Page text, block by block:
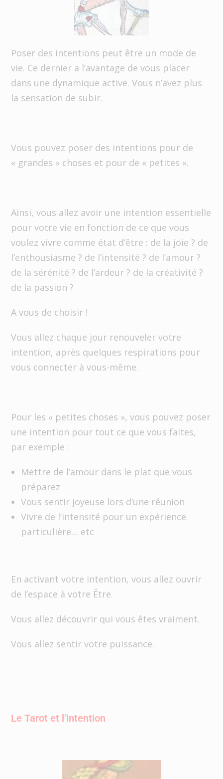
Poser des intentions peut être un mode de
vie. Ce dernier a l’avantage de vous placer
dans une dynamique active. Vous n’avez plus
la sensation de subir.
Vous pouvez poser des intentions pour de
« grandes » choses et pour de « petites ».
Ainsi, vous allez avoir une intention essentielle
pour votre vie en fonction de ce que vous
voulez vivre comme état d’être : de la joie ? de
l’enthousiasme ? de l’intensité ? de l’amour ?
de la sérénité ? de l’ardeur ? de la créativité ?
de la passion ?
A vous de choisir !
Vous allez chaque jour renouveler votre
intention, après quelques respirations pour
vous connecter à vous-même.
Pour les « petites choses », vous pouvez poser
une intention pour tout ce que vous faites,
par exemple :
Mettre de l’amour dans le plat que vous
préparez
Vous sentir joyeuse lors d’une réunion
Vivre de l’intensité pour un expérience
particulière… etc
En activant votre intention, vous allez ouvrir
de l’espace à votre Être.
Vous allez découvrir qui vous êtes vraiment.
Vous allez sentir votre puissance.
Le Tarot et l’intention